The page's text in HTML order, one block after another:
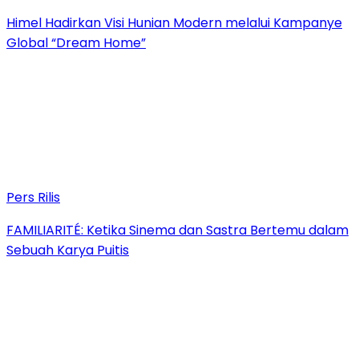
Himel Hadirkan Visi Hunian Modern melalui Kampanye
Global “Dream Home”
Pers Rilis
FAMILIARITÉ: Ketika Sinema dan Sastra Bertemu dalam
Sebuah Karya Puitis